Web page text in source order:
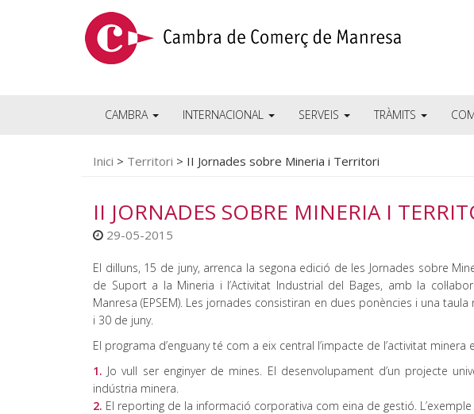
CAMBRA INTERNACIONAL SERVEIS TRÀMITS
Inici > Territori > II Jornades sobre Mineria i Territori
II JORNADES SOBRE MINERIA I
29-05-2015
El dilluns, 15 de juny, arrenca la segona edició de les Jornades sobre
de Suport a la Mineria i l’Activitat Industrial del Bages, amb la
Manresa (EPSEM). Les jornades consistiran en dues ponències i una
i 30 de juny.
El programa d’enguany té com a eix central l’impacte de l’activitat minera
1. Jo vull ser enginyer de mines. El desenvolupament d’un projecte
indústria minera.
2. El reporting de la informació corporativa com eina de gestió.